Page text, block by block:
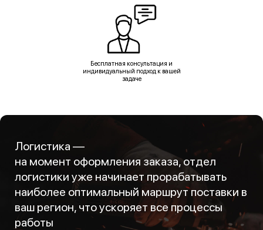
Бесплатная консультация и
индивидуальный подход к вашей
задаче
Логистика —
на момент оформления заказа, отдел
логистики уже начинает прорабатывать
наиболее оптимальный маршрут поставки в
ваш регион, что ускоряет все процессы
работы